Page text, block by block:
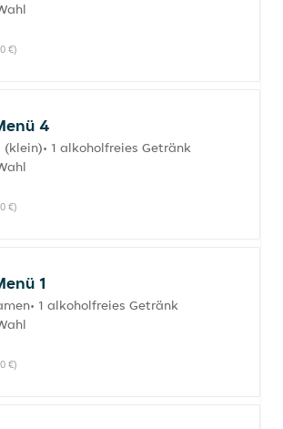
€)
4
(klein)• 1 alkoholfreies Getränk
€)
1
1 alkoholfreies Getränk
€)